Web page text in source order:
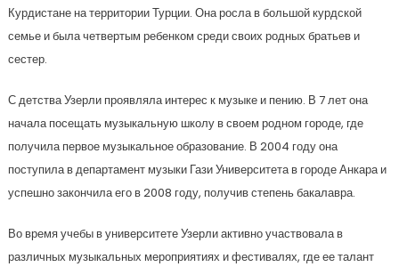
Курдистане на территории Турции. Она росла в большой курдской
семье и была четвертым ребенком среди своих родных братьев и
сестер.
С детства Узерли проявляла интерес к музыке и пению. В 7 лет она
начала посещать музыкальную школу в своем родном городе, где
получила первое музыкальное образование. В 2004 году она
поступила в департамент музыки Гази Университета в городе Анкара и
успешно закончила его в 2008 году, получив степень бакалавра.
Во время учебы в университете Узерли активно участвовала в
различных музыкальных мероприятиях и фестивалях, где ее талант